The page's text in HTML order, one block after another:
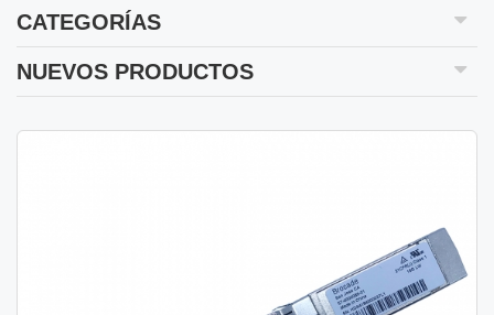
CATEGORÍAS
NUEVOS PRODUCTOS